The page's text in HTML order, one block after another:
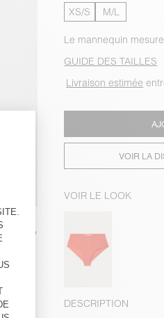
XS/S M/L
Le mannequin
GUIDE DES TAILLES
Livraison estimée
VOIR LA
VOIR LE LOOK
DESCRIPTION